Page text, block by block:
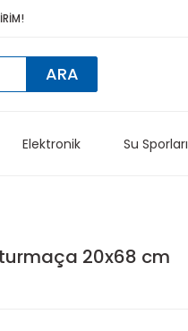
ARA
Elektronik Su Sporları
20x68 cm